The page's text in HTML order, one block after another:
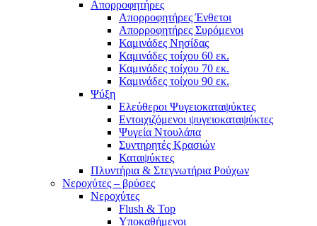
Απορροφητήρες
Απορροφητήρες Ένθετοι
Απορροφητήρες Συρόμενοι
Καμινάδες Νησίδας
Καμινάδες τοίχου 60 εκ.
Καμινάδες τοίχου 70 εκ.
Καμινάδες τοίχου 90 εκ.
Ψύξη
Ελεύθεροι Ψυγειοκαταψύκτες
Εντοιχιζόμενοι ψυγειοκαταψύκτες
Ψυγεία Ντουλάπα
Συντηρητές Κρασιών
Καταψύκτες
Πλυντήρια & Στεγνωτήρια Ρούχων
Νεροχύτες – βρύσες
Νεροχύτες
Flush & Top
Υποκαθήμενοι